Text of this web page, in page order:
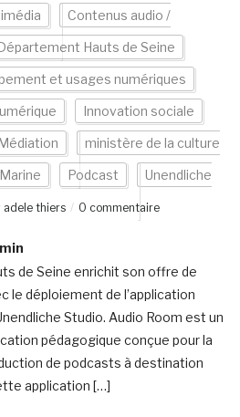
Contenus audio /
Hauts de Seine
et usages numériques
Innovation sociale
ministère de la culture
Podcast Unendliche
adele thiers 0 commentaire
min
de Seine enrichit son offre de
le déploiement de l’application
Studio. Audio Room est un
pédagogique conçue pour la
de podcasts à destination
application […]